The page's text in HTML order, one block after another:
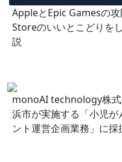
AppleとEpic Gamesの
Storeのいいとこどりを
説
monoAI technology株
浜市が実施する「小児
ント運営企画業務」に採